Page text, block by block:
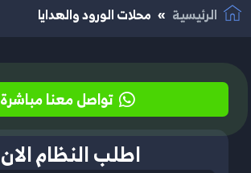
الرئيسية محلات الورود والهدايا
تواصل معنا مباشرة
اطلب النظام الان